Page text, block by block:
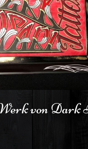
von Dark